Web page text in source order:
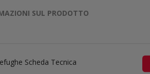
SUL PRODOTTO
Scheda Tecnica